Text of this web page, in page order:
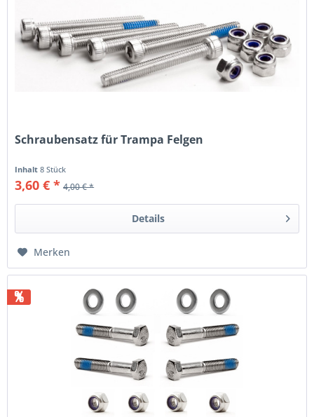
Schraubensatz für Trampa Felgen
Inhalt8 Stück
3,60 € * 4,00 € *
Details
Merken
%